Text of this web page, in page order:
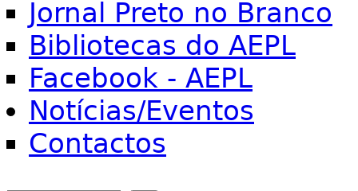
Jornal Preto no Branco
Bibliotecas do AEPL
Facebook - AEPL
Notícias/Eventos
Contactos